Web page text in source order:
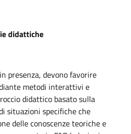
didattiche
presenza, devono favorire
metodi interattivi e
didattico basato sulla
situazioni specifiche che
delle conoscenze teoriche e